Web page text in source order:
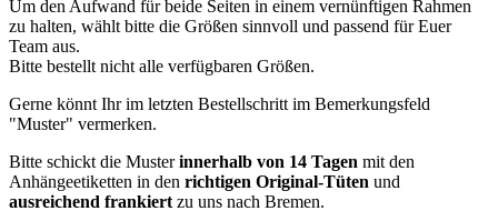
Um den Aufwand für beide Seiten in einem vernünftigen Rahmen
zu halten, wählt bitte die Größen sinnvoll und passend für Euer
Team aus.
Bitte bestellt nicht alle verfügbaren Größen.
Gerne könnt Ihr im letzten Bestellschritt im Bemerkungsfeld
"Muster" vermerken.
Bitte schickt die Musterinnerhalb von 14 Tagen mit den
Anhängeetiketten in den richtigen Original-Tüten und
ausreichend frankiertzu uns nach Bremen.